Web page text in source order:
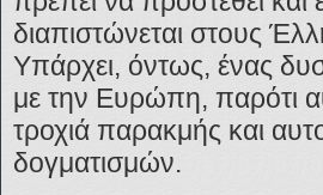
διαπιστώνεται στους
Υπάρχει, όντως, ένας
με την Ευρώπη, παρότι
τροχιά παρακμής και
δογματισμών.